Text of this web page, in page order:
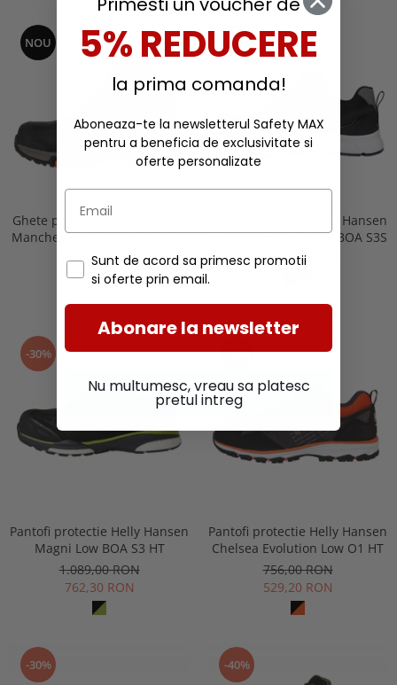
NOU
Ghete protectie Helly Hansen
Manchester LTR Mid BOA S7S
HT
1.039,00 RON
NOU
Pantofi protectie Helly Hansen
Kensington MXR Low BOA S3S
1.133,00 RON
-30%
Pantofi protectie Helly Hansen
Magni Low BOA S3 HT
1.089,00 RON
762,30 RON
-30%
Pantofi protectie Helly Hansen
Chelsea Evolution Low O1 HT
756,00 RON
529,20 RON
-30% -40%
5% REDUCERE
la prima comanda!
Aboneaza-te la newsletterul Safety MAX
pentru a beneficia de exclusivitate si
oferte personalizate
Sunt de acord sa primesc promotii
si oferte prin email.
Abonare la newsletter
Nu multumesc, vreau sa platesc
pretul intreg